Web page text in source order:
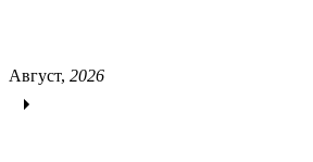
Август, 2026